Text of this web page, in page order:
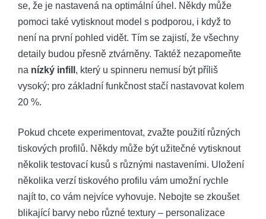
se, že je nastavená na optimální úhel. Někdy může
pomoci také vytisknout model s podporou, i když to
není na první pohled vidět. Tím se zajistí, že všechny
detaily budou přesně ztvárněny. Taktéž nezapomeňte
na nízký infill , který u spinneru nemusí být příliš
vysoký; pro základní funkčnost stačí nastavovat kolem
20 %.
Pokud chcete experimentovat, zvažte použití různých
tiskových profilů. Někdy může být užitečné vytisknout
několik testovací kusů s různými nastaveními. Uložení
několika verzí tiskového profilu vám umožní rychle
najít to, co vám nejvíce vyhovuje. Nebojte se zkoušet
blikající barvy nebo různé textury – personalizace